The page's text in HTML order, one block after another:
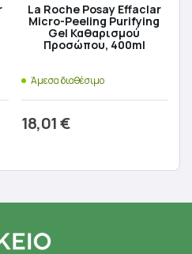
La Roche Posay Effaclar
Micro-Peeling Purifying
Gel Καθαρισμού
Προσώπου, 400ml
Άμεσα διαθέσιμο
18,01€